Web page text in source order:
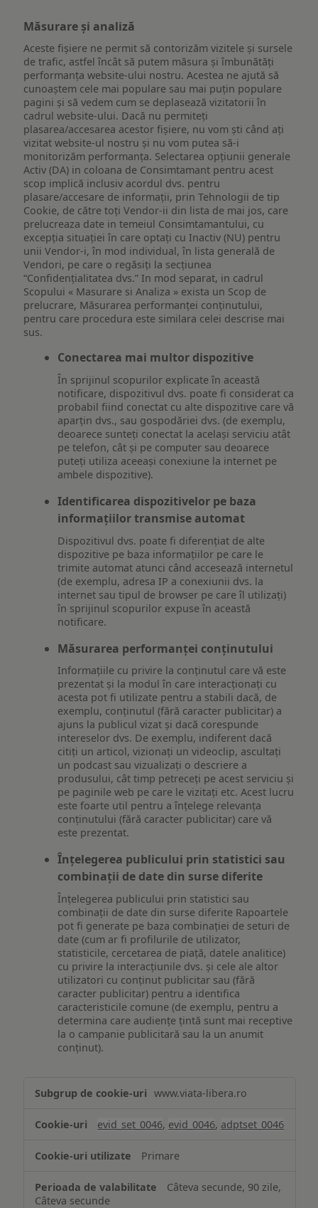
Măsurare și analiză
Aceste fișiere ne permit să contorizăm vizitele și sursele
de trafic, astfel încât să putem măsura și îmbunătăți
performanța website-ului nostru. Acestea ne ajută să
cunoaștem cele mai populare sau mai puțin populare
pagini și să vedem cum se deplasează vizitatorii în
cadrul website-ului. Dacă nu permiteți
plasarea/accesarea acestor fișiere, nu vom ști când ați
vizitat website-ul nostru și nu vom putea să-i
monitorizăm performanța. Selectarea opțiunii generale
Activ (DA) in coloana de Consimtamant pentru acest
scop implică inclusiv acordul dvs. pentru
plasare/accesare de informații, prin Tehnologii de tip
Cookie, de către toți Vendor-ii din lista de mai jos, care
prelucreaza date in temeiul Consimtamantului, cu
excepția situației în care optați cu Inactiv (NU) pentru
unii Vendor-i, în mod individual, în lista generală de
Vendori, pe care o regăsiți la secțiunea
“Confidențialitatea dvs.” In mod separat, in cadrul
Scopului « Masurare si Analiza » exista un Scop de
prelucrare, Măsurarea performanței conținutului,
pentru care procedura este similara celei descrise mai
sus.
Conectarea mai multor dispozitive
În sprijinul scopurilor explicate în această
notificare, dispozitivul dvs. poate fi considerat ca
probabil fiind conectat cu alte dispozitive care vă
aparțin dvs., sau gospodăriei dvs. (de exemplu,
deoarece sunteți conectat la același serviciu atât
pe telefon, cât și pe computer sau deoarece
puteți utiliza aceeași conexiune la internet pe
ambele dispozitive).
Identificarea dispozitivelor pe baza
informațiilor transmise automat
Dispozitivul dvs. poate fi diferențiat de alte
dispozitive pe baza informațiilor pe care le
trimite automat atunci când accesează internetul
(de exemplu, adresa IP a conexiunii dvs. la
internet sau tipul de browser pe care îl utilizați)
în sprijinul scopurilor expuse în această
notificare.
Măsurarea performanței conținutului
Informațiile cu privire la conținutul care vă este
prezentat și la modul în care interacționați cu
acesta pot fi utilizate pentru a stabili dacă, de
exemplu, conținutul (fără caracter publicitar) a
ajuns la publicul vizat și dacă corespunde
intereselor dvs. De exemplu, indiferent dacă
citiți un articol, vizionați un videoclip, ascultați
un podcast sau vizualizați o descriere a
produsului, cât timp petreceți pe acest serviciu și
pe paginile web pe care le vizitați etc. Acest lucru
este foarte util pentru a înțelege relevanța
conținutului (fără caracter publicitar) care vă
este prezentat.
Înțelegerea publicului prin statistici sau
combinații de date din surse diferite
Înțelegerea publicului prin statistici sau
combinații de date din surse diferite Rapoartele
pot fi generate pe baza combinației de seturi de
date (cum ar fi profilurile de utilizator,
statisticile, cercetarea de piață, datele analitice)
cu privire la interacțiunile dvs. și cele ale altor
utilizatori cu conținut publicitar sau (fără
caracter publicitar) pentru a identifica
caracteristicile comune (de exemplu, pentru a
determina care audiențe țintă sunt mai receptive
la o campanie publicitară sau la un anumit
conținut).
www.viata-libera.ro
evid_set_0046, evid_0046, adptset_0046
Primare
Câteva secunde, 90 zile,
Câteva secunde